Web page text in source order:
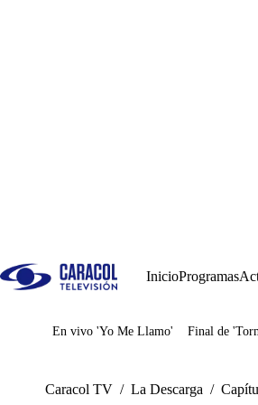
InicioProgramas
Juegos
En vivo 'Yo Me Llamo' Final de
Caracol TV / La Descarga /